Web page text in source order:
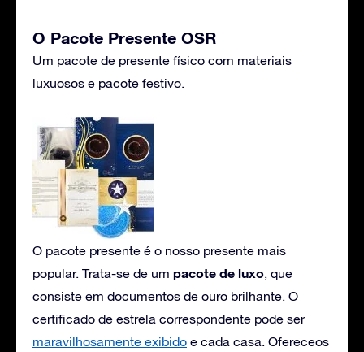
O Pacote Presente OSR
Um pacote de presente físico com materiais
luxuosos e pacote festivo.
O pacote presente é o nosso presente mais
popular. Trata-se de um pacote de luxo, que
consiste em documentos de ouro brilhante. O
certificado de estrela correspondente pode ser
maravilhosamente exibido e cada casa. Ofereceos